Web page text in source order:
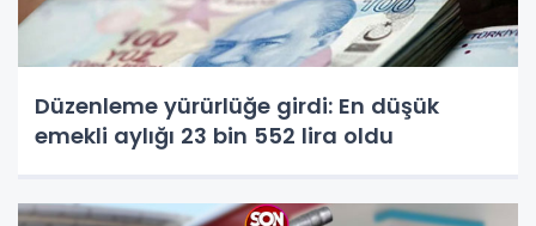
Düzenleme yürürlüğe girdi: En düşük
emekli aylığı 23 bin 552 lira oldu